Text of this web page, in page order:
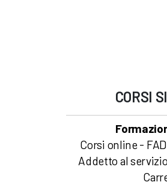
CORSI
Corsi online -
Addetto al